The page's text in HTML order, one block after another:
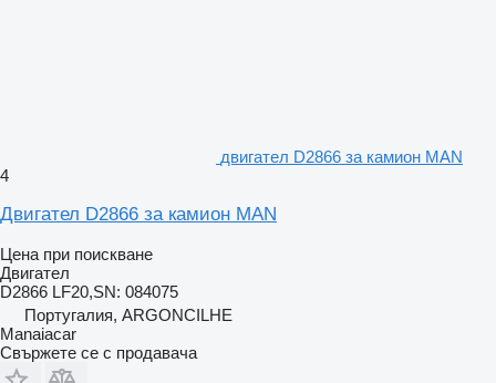
двигател D2866 за камион MAN
4
Двигател D2866 за камион MAN
Цена при поискване
Двигател
D2866 LF20,SN: 084075
Португалия, ARGONCILHE
Manaiacar
Свържете се с продавача